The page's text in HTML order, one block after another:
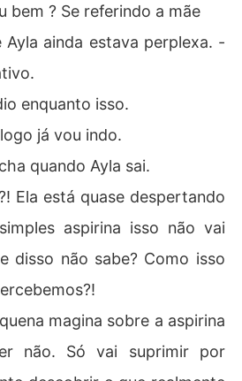
bem ? Se referindo a mãe
ainda estava perplexa. -
enquanto isso.
já vou indo.
quando Ayla sai.
Ela está quase despertando
aspirina isso não vai
disso não sabe? Como isso
magina sobre a aspirina
não. Só vai suprimir por